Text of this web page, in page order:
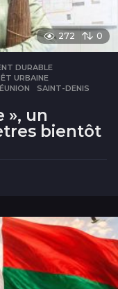
272 0
DURABLE
URBAINE
,SAINT-DENIS
», un
bientôt